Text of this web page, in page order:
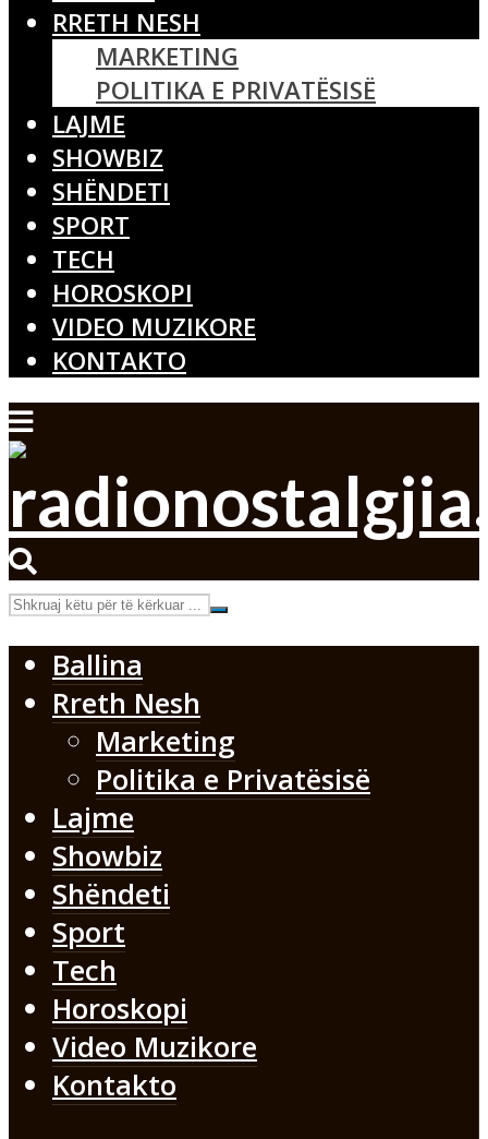
RRETH NESH
MARKETING
POLITIKA E PRIVATËSISË
LAJME
SHOWBIZ
SHËNDETI
SPORT
TECH
HOROSKOPI
VIDEO MUZIKORE
KONTAKTO
Ballina
Rreth Nesh
Marketing
Politika e Privatësisë
Lajme
Showbiz
Shëndeti
Sport
Tech
Horoskopi
Video Muzikore
Kontakto